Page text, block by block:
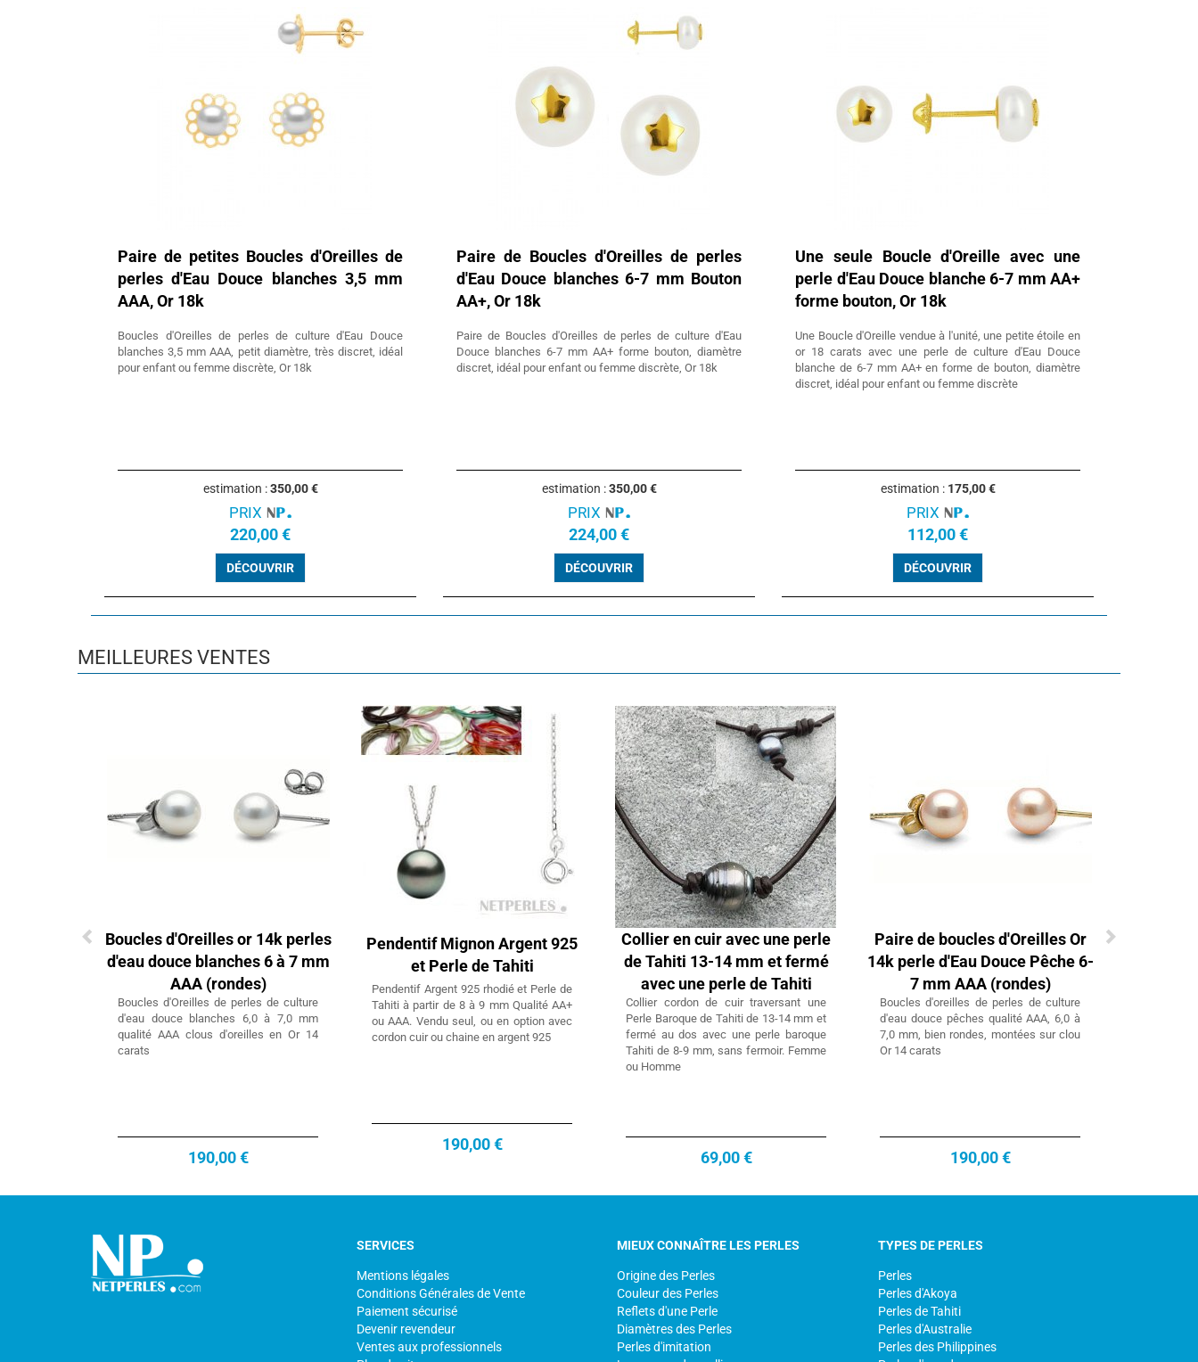
Paire de petites Boucles d'Oreilles de
perles d'Eau Douce blanches 3,5 mm
AAA, Or 18k
Boucles d'Oreilles de perles de culture d'Eau Douce
blanches 3,5 mm AAA, petit diamètre, très discret, idéal
pour enfant ou femme discrète, Or 18k
estimation :350,00 €
PRIX
220,00 €
DÉCOUVRIR
Paire de Boucles d'Oreilles de perles
d'Eau Douce blanches 6-7 mm Bouton
AA+, Or 18k
Paire de Boucles d'Oreilles de perles de culture d'Eau
Douce blanches 6-7 mm AA+ forme bouton, diamètre
discret, idéal pour enfant ou femme discrète, Or 18k
estimation :350,00 €
PRIX
224,00 €
DÉCOUVRIR
Une seule Boucle d'Oreille avec une
perle d'Eau Douce blanche 6-7 mm AA+
forme bouton, Or 18k
Une Boucle d'Oreille vendue à l'unité, une petite étoile en
or 18 carats avec une perle de culture d'Eau Douce
blanche de 6-7 mm AA+ en forme de bouton, diamètre
discret, idéal pour enfant ou femme discrète
estimation : 175,00 €
PRIX
112,00 €
DÉCOUVRIR
MEILLEURES VENTES
Boucles d'Oreilles or 14k perles
d'eau douce blanches 6 à 7 mm
AAA (rondes)
Boucles d'Oreilles de perles de culture
d'eau douce blanches 6,0 à 7,0 mm
qualité AAA clous d'oreilles en Or 14
carats
190,00 €
Pendentif Mignon Argent 925
et Perle de Tahiti
Pendentif Argent 925 rhodié et Perle de
Tahiti à partir de 8 à 9 mm Qualité AA+
ou AAA. Vendu seul, ou en option avec
cordon cuir ou chaine en argent 925
190,00 €
Collier en cuir avec une perle
de Tahiti 13-14 mm et fermé
avec une perle de Tahiti
Collier cordon de cuir traversant une
Perle Baroque de Tahiti de 13-14 mm et
fermé au dos avec une perle baroque
Tahiti de 8-9 mm, sans fermoir. Femme
ou Homme
69,00 €
Paire de boucles d'Oreilles Or
14k perle d'Eau Douce Pêche 6-
7 mm AAA (rondes)
Boucles d'oreilles de perles de culture
d'eau douce pêches qualité AAA, 6,0 à
7,0 mm, bien rondes, montées sur clou
Or 14 carats
190,00 €
SERVICES
Mentions légales
Conditions Générales de Vente
Paiement sécurisé
Devenir revendeur
Ventes aux professionnels
MIEUX CONNAÎTRE LES PERLES
Origine des Perles
Couleur des Perles
Reflets d'une Perle
Diamètres des Perles
Perles d'imitation
TYPES DE PERLES
Perles
Perles d'Akoya
Perles de Tahiti
Perles d'Australie
Perles des Philippines